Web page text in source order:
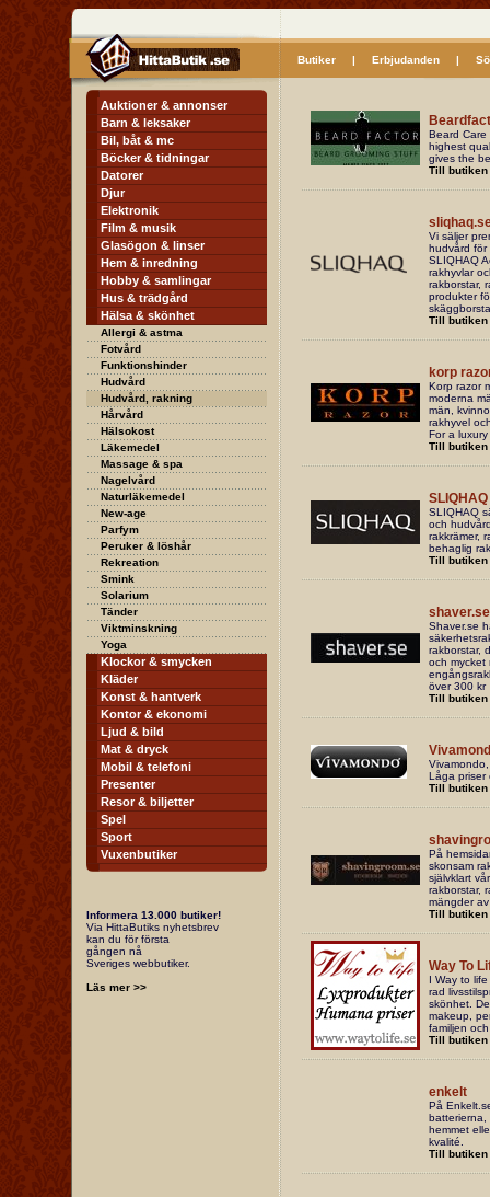
Butiker| Erbjudanden|
Auktioner & annonser
Barn & leksaker
Bil, båt & mc
Böcker & tidningar
Datorer
Djur
Elektronik
Film & musik
Glasögon & linser
Hem & inredning
Hobby & samlingar
Hus & trädgård
Hälsa & skönhet
Allergi & astma
Fotvård
Funktionshinder
Hudvård
Hudvård, rakning
Hårvård
Hälsokost
Läkemedel
Massage & spa
Nagelvård
Naturläkemedel
New-age
Parfym
Peruker & löshår
Rekreation
Smink
Solarium
Tänder
Viktminskning
Yoga
Klockor & smycken
Kläder
Konst & hantverk
Kontor & ekonomi
Ljud & bild
Mat & dryck
Mobil & telefoni
Presenter
Resor & biljetter
Spel
Sport
Vuxenbutiker
Informera 13.000 butiker!
Via HittaButiks nyhetsbrev
kan du för första
gången nå
Sveriges webbutiker.
Läs mer >>
Beard Care
highest
gives the
Till butiken
Vi säljer
hudvård för
SLIQHAQ
rakhyvlar
rakborstar,
produkter
Till butiken
korp
Korp razor
moderna
män,
rakhyvel
For a
Till butiken
SLIQHAQ
SLIQHAQ
och
rakkrämer,
behaglig
Till butiken
Shaver.se
rakborstar,
och mycket
över 300 kr
Till butiken
Låga priser
Till butiken
På
skonsam
självklart
rakborstar,
mängder
Till butiken
Way To
I Way to
rad
skönhet.
makeup,
familjen
Till butiken
enkelt
På
batterierna,
hemmet
kvalité.
Till butiken